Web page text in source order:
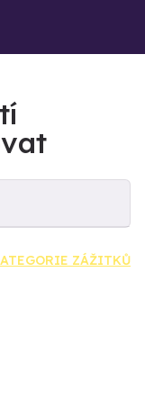
ZÁŽITKŮ